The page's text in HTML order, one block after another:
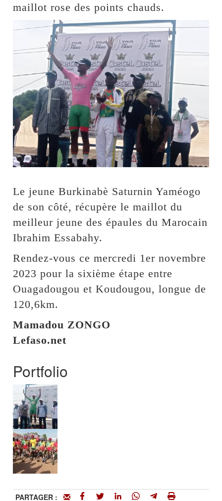
maillot rose des points chauds.
Le jeune Burkinabè Saturnin Yaméogo
de son côté, récupère le maillot du
meilleur jeune des épaules du Marocain
Ibrahim Essabahy.
Rendez-vous ce mercredi 1er novembre
2023 pour la sixième étape entre
Ouagadougou et Koudougou, longue de
120,6km.
Mamadou ZONGO
Lefaso.net
Portfolio
PARTAGER :